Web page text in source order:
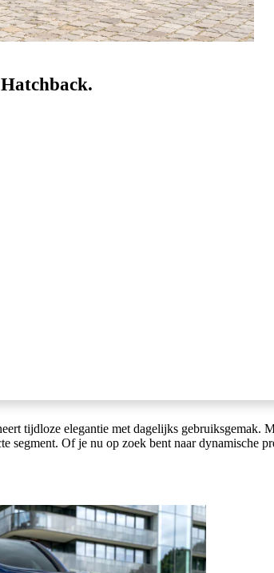
tijdloze elegantie met dagelijks
segment. Of je nu op zoek bent naar dynamische